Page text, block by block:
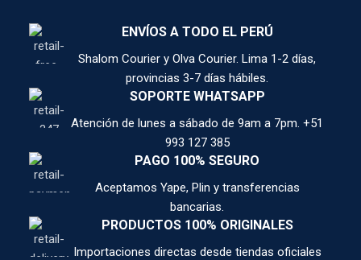
ENVÍOS A TODO EL PERÚ
Shalom Courier y Olva Courier. Lima 1-2 días,
provincias 3-7 días hábiles.
SOPORTE WHATSAPP
Atención de lunes a sábado de 9am a 7pm. +51
993 127 385
PAGO 100% SEGURO
Aceptamos Yape, Plin y transferencias
bancarias.
PRODUCTOS 100% ORIGINALES
Importaciones directas desde tiendas oficiales